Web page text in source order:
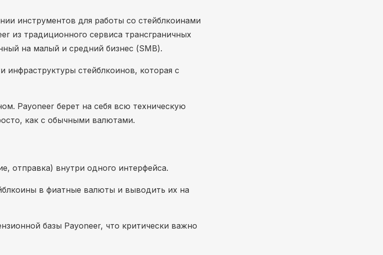
инструментов для работы со стейблкоинами
из традиционного сервиса трансграничных
на малый и средний бизнес (SMB).
инфраструктуры стейблкоинов, которая с
Payoneer берет на себя всю техническую
как с обычными валютами.
отправка) внутри одного интерфейса.
в фиатные валюты и выводить их на
базы Payoneer, что критически важно